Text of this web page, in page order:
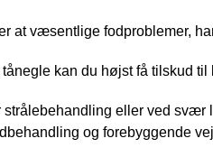
at væsentlige fodproblemer,
kan du højst få tilskud
eller ved svær
og forebyggende